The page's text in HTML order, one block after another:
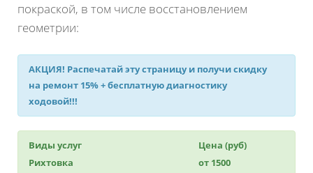
покраской, в том числе восстановлением
геометрии:
АКЦИЯ! Распечатай эту страницу и получискидку
на ремонт 15%+ бесплатную диагностику
ходовой!!!
Виды услуг
Цена (руб)
Рихтовка
от 1500